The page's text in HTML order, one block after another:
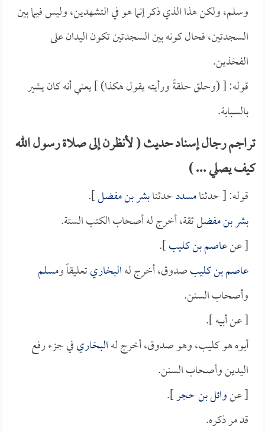
وسلم، ولكن هذا الذي ذكر إنما هو في التشهدين، وليس فيما بين
السجدتين، فحال كونه بين السجدتين تكون اليدان على
الفخذين.
قوله: [ (وحلق حلقةً ورأيته يقول هكذا) ] يعني أنه كان يشير
بالسبابة.
تراجم رجال إسناد حديث ( لأنظرن إلى صلاة رسول الله
كيف يصلي ... )
قوله: [ حدثنامسددحدثنابشر بن مفضل].
بشر بن مفضلثقة، أخرج له أصحاب الكتب الستة.
[ عنعاصم بن كليب].
عاصم بن كليبصدوق، أخرج لهالبخاريتعليقاً ومسلم
وأصحاب السنن.
[ عن أبيه ].
أبوه هو كليب، وهو صدوق، أخرج لهالبخاريفي جزء رفع
اليدين وأصحاب السنن.
[ عنوائل بن حجر].
قد مر ذكره.